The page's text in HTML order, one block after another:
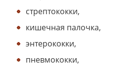
стрептококки,
кишечная палочка,
энтерококки,
пневмококки,